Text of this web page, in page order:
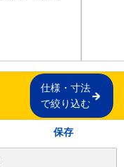
仕様・寸法
で絞り込む
保存